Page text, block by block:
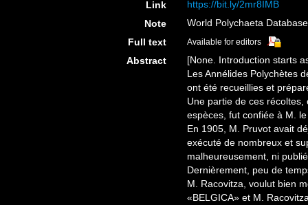
Link
https://bit.ly/2mr8IMB
Note
World Polychaeta
Full text
Available for editors
Abstract
[None. Introduction starts
Les Annélides Polychètes
ont été recueillies et
Une partie de ces
espèces, fut confiée à M.
En 1905, M. Pruvot avait
exécuté de nombreux et
malheureusement, ni
Dernièrement, peu de
M. Racovitza, voulut bien
«BELGICA» et M.